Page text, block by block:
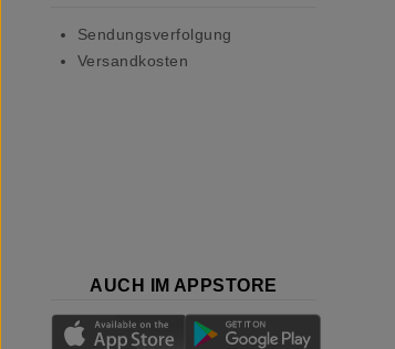
Sendungsverfolgung
Versandkosten
AUCH IM APPSTORE